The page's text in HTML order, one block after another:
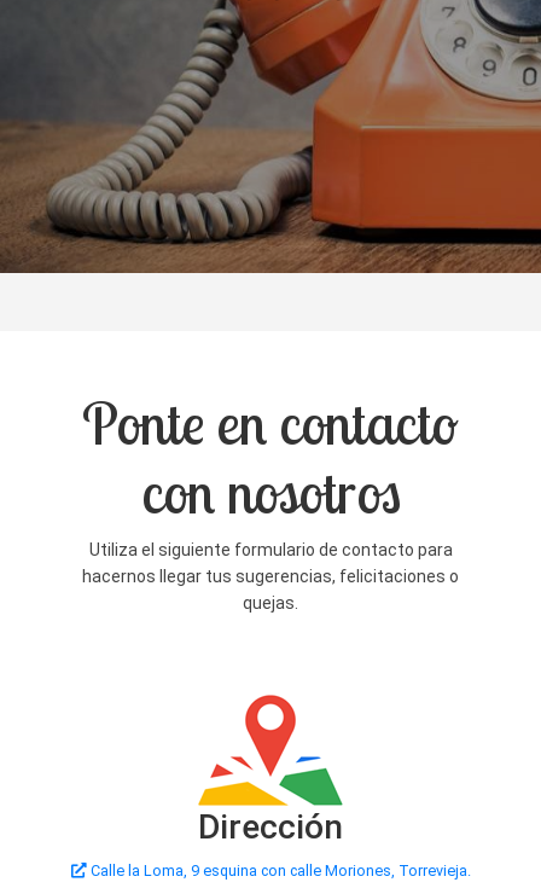
Ponte en contacto
con nosotros
Utiliza el siguiente formulario de contacto para
hacernos llegar tus sugerencias, felicitaciones o
quejas.
Dirección
Calle la Loma, 9 esquina con calle Moriones, Torrevieja.